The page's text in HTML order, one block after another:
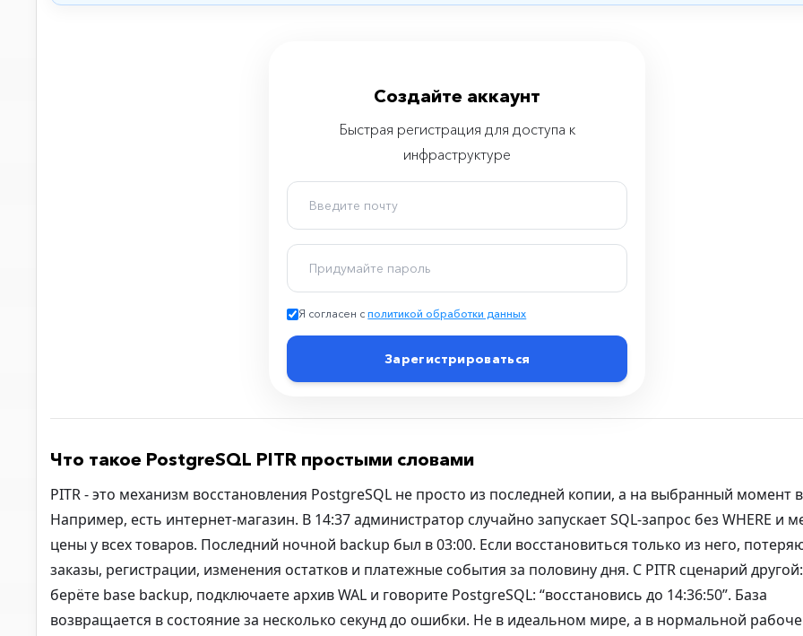
Создайте аккаунт
Быстрая регистрация для доступа к
инфраструктуре
Я согласен сполитикой обработки данных
Зарегистрироваться
Что такое PostgreSQL PITR простыми словами
PITR - это механизм восстановления PostgreSQL не просто из последней копии, а на выбранный момент
Например, есть интернет-магазин. В 14:37 администратор случайно запускает SQL-запрос без WHERE и
цены у всех товаров. Последний ночной backup был в 03:00. Если восстановиться только из него,
заказы, регистрации, изменения остатков и платежные события за половину дня. С PITR сценарий
берёте base backup, подключаете архив WAL и говорите PostgreSQL: “восстановись до 14:36:50”. База
возвращается в состояние за несколько секунд до ошибки. Не в идеальном мире, а в нормальной